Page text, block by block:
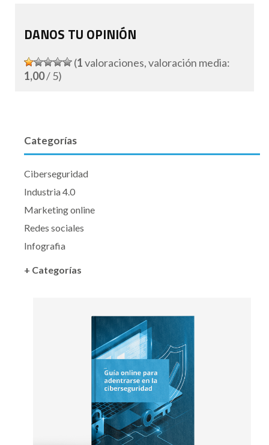
DANOS TU OPINIÓN
(1valoraciones, valoración media:
1,00/ 5)
Categorías
Ciberseguridad
Industria 4.0
Marketing online
Redes sociales
Infografia
+ Categorías